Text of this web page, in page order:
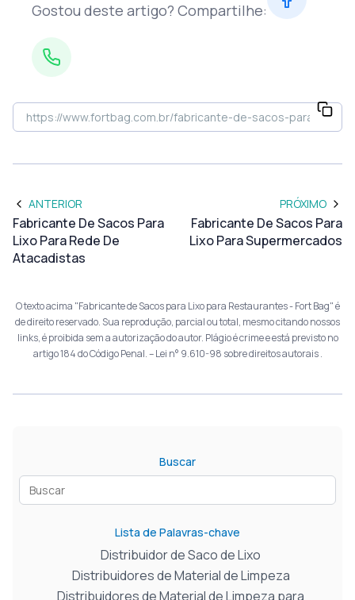
Gostou deste artigo? Compartilhe:
ANTERIOR
Fabricante De Sacos Para
Lixo Para Rede De
Atacadistas
PRÓXIMO
Fabricante De Sacos Para
Lixo Para Supermercados
O texto acima "Fabricante de Sacos para Lixo para Restaurantes - Fort Bag" é
de direito reservado. Sua reprodução, parcial ou total, mesmo citando nossos
links, é proibida sem a autorização do autor. Plágio é crime e está previsto no
artigo 184 do Código Penal. –Lei n° 9.610-98 sobre direitos autorais.
Buscar
Lista de Palavras-chave
Distribuidor de Saco de Lixo
Distribuidores de Material de Limpeza
Distribuidores de Material de Limpeza para